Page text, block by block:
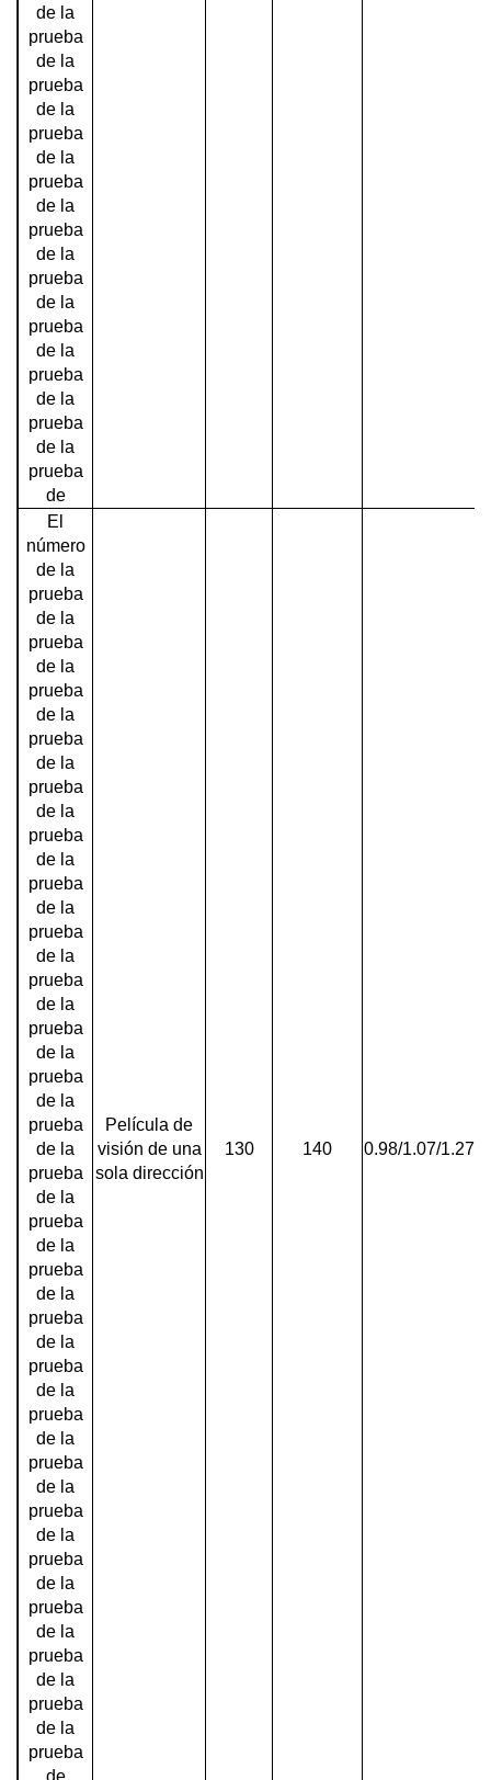
de la
prueba
de la
prueba
de la
prueba
de la
prueba
de la
prueba
de la
prueba
de la
prueba
de la
prueba
de la
prueba
de la
prueba
de
El
número
de la
prueba
de la
prueba
de la
prueba
de la
prueba
de la
prueba
de la
prueba
de la
prueba
de la
prueba
de la
prueba
de la
prueba
de la
prueba
de la
prueba
de la
prueba
de la
prueba
de la
prueba
de la
prueba
de la
prueba
de la
prueba
de la
prueba
de la
prueba
de la
prueba
de la
prueba
de la
prueba
de la
prueba
de la
prueba
Película de
visión de una
sola dirección
130 140 0.98/1.07/1.27/